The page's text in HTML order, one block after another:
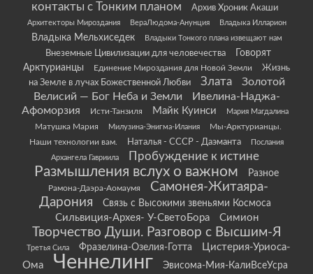
контакты с Тонким планом
Архив Хроник Акаши
Архитекторы Мироздания ВераЛюдома-Анунция Владыка Илларион
Владыка Мельхиседек Владыки Тонкого плана извещают нам
Внеземные Цивилизации для человечества
Говорят
Арктурианцы
Единение Мироздания для Новой Земли
Жизнь
на Земле в лучах Божественной Любви
Злата
Золотой
Велисий — Бог Неба и Земли
Ивелина-Наджа-
Афоморзия
Исти-Танзиля Майк Куинси Мария Магдалина
Матушка Мария Милузина-Энигма-Илания
Мы-Арктурианцы.
Наши технологии вам.
Наталья - СССР - Даэманта
Послания
Архангела Гавриила
Пробуждение к истине
Размышления вслух о важном Разное
Рамона-Даэра-Аомаумя
Самонея-Житаяра-
Дарония
Связь с Высокими звеньями Космоса
Сильвиция-Архея- У-СветоБора Симион
Творчество Души. Разговор с Высшим-Я
Третья Сила Фразелина-Озелия-Готта
Цистерия-Уриоса-
Ома
Ченнелинг Эвисома-Мия-КалиВсеУсра